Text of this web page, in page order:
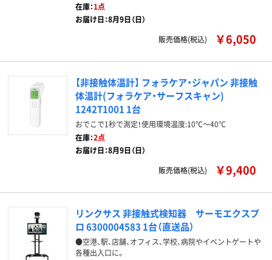
在庫：1点
お届け日：8月9日（日）
販売価格(税込)
￥6,050
【非接触体温計】 フォラケア・ジャパン 非接触
体温計(フォラケア・サーフスキャン)
1242T1001 1台
おでこで1秒で測定！使用環境温度:10℃～40℃
在庫：2点
お届け日：8月9日（日）
販売価格(税込)
￥9,400
リンクサス 非接触式検知器 サーモエクスプ
ロ 6300004583 1台（直送品）
●空港、駅、店舗、オフィス、学校、病院やイベントゲートや
各種出入口に。